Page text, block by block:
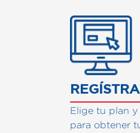
Elige tu plan y
para obtener